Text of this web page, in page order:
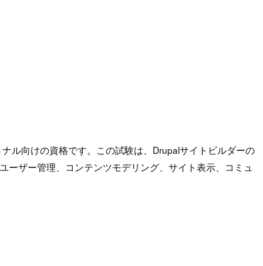
ル向けの資格です。この試験は、Drupalサイトビルダーの
ザー管理、コンテンツモデリング、サイト表示、コミュ